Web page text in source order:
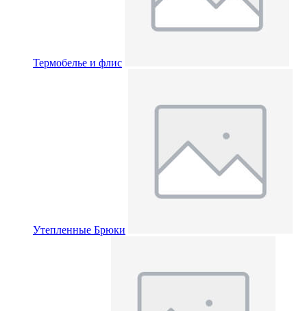
Термобелье и флис
Утепленные Брюки